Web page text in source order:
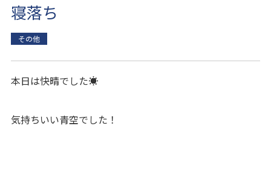
寝落ち
その他
本日は快晴でした☀
気持ちいい青空でした！